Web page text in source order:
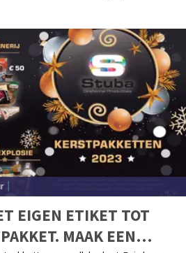
EIGEN ETIKET TOT
MAAK EEN